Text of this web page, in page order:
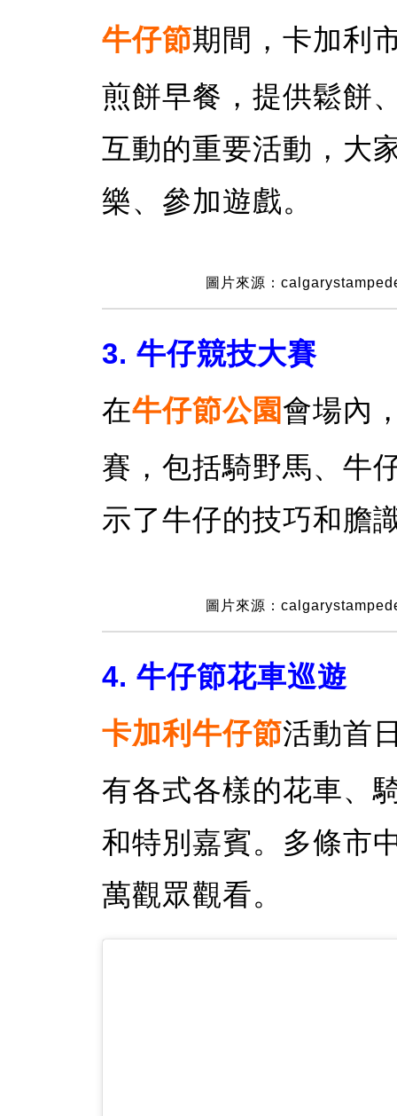
牛仔節期間，卡加利
煎餅早餐，提供鬆餅
互動的重要活動，大
樂、參加遊戲。
圖片來源：
3. 牛仔競技大賽
在牛仔節公園會場內
賽，包括騎野馬、牛
示了牛仔的技巧和膽
圖片來源：
4. 牛仔節花車巡遊
卡加利牛仔節活動首
有各式各樣的花車、
和特別嘉賓。多條市
萬觀眾觀看。